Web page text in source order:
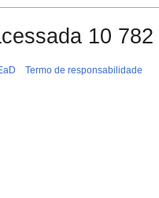
10
Termo de responsabilidade